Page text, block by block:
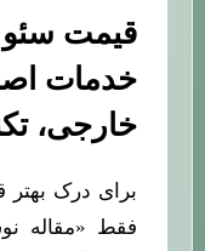
خدمات
خارجی،
فقط «مقاله